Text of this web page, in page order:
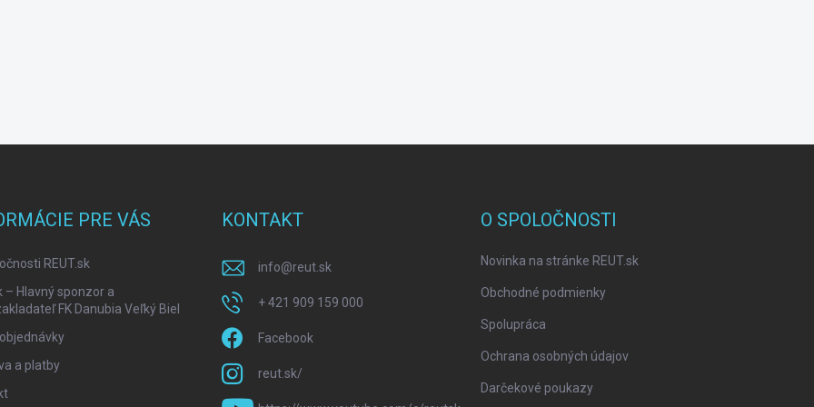
PRE VÁS
REUT.sk
– Hlavný sponzor a
FK Danubia Veľký Biel
a platby
KONTAKT
info@reut.sk
+ 421 909 159 000
Facebook
reut.sk/
O SPOLOČNOSTI
Novinka na stránke REUT.sk
Obchodné podmienky
Spolupráca
Ochrana osobných údajov
Darčekové poukazy